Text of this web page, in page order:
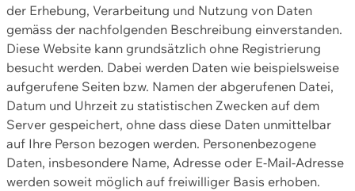
der Erhebung, Verarbeitung und Nutzung von Daten
gemäss der nachfolgenden Beschreibung einverstanden.
Diese Website kann grundsätzlich ohne Registrierung
besucht werden. Dabei werden Daten wie beispielsweise
aufgerufene Seiten bzw. Namen der abgerufenen Datei,
Datum und Uhrzeit zu statistischen Zwecken auf dem
Server gespeichert, ohne dass diese Daten unmittelbar
auf Ihre Person bezogen werden. Personenbezogene
Daten, insbesondere Name, Adresse oder E-Mail-Adresse
werden soweit möglich auf freiwilliger Basis erhoben.